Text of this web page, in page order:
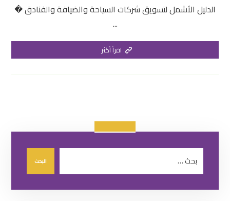
الدليل الأشمل لتسويق شركات السياحة والضيافة والفنادق �
...
اقرأ أكثر